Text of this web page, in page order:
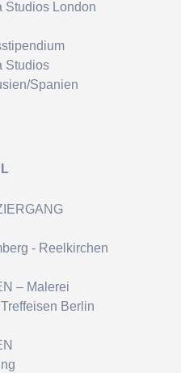
Studios London
Studios
Spanien
- Reelkirchen
– Malerei
Berlin